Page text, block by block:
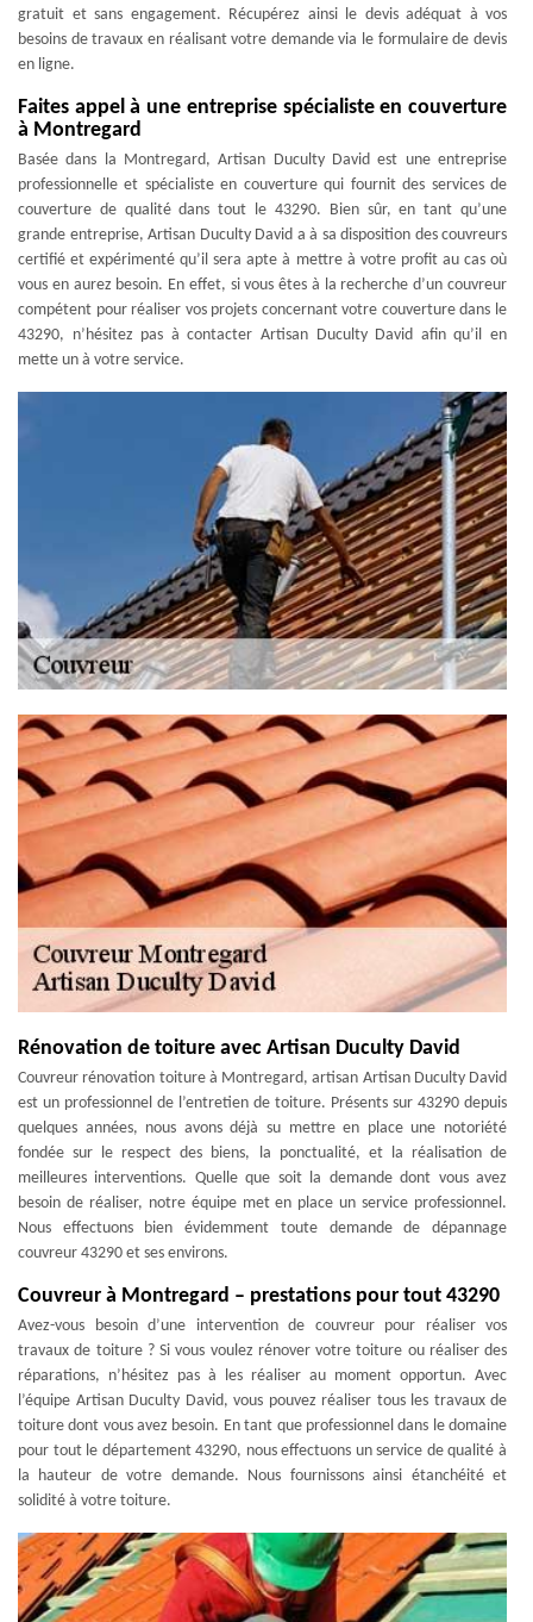
gratuit et sans engagement. Récupérez ainsi le devis adéquat à vos
besoins de travaux en réalisant votre demande via le formulaire de devis
en ligne.
Faites appel à une entreprise spécialiste en couverture
à Montregard
Basée dans la Montregard, Artisan Duculty David est une entreprise
professionnelle et spécialiste en couverture qui fournit des services de
couverture de qualité dans tout le 43290. Bien sûr, en tant qu’une
grande entreprise, Artisan Duculty David a à sa disposition des couvreurs
certifié et expérimenté qu’il sera apte à mettre à votre profit au cas où
vous en aurez besoin. En effet, si vous êtes à la recherche d’un couvreur
compétent pour réaliser vos projets concernant votre couverture dans le
43290, n’hésitez pas à contacter Artisan Duculty David afin qu’il en
mette un à votre service.
Rénovation de toiture avec Artisan Duculty David
Couvreur rénovation toiture à Montregard, artisan Artisan Duculty David
est un professionnel de l’entretien de toiture. Présents sur 43290 depuis
quelques années, nous avons déjà su mettre en place une notoriété
fondée sur le respect des biens, la ponctualité, et la réalisation de
meilleures interventions. Quelle que soit la demande dont vous avez
besoin de réaliser, notre équipe met en place un service professionnel.
Nous effectuons bien évidemment toute demande de dépannage
couvreur 43290 et ses environs.
Couvreur à Montregard – prestations pour tout 43290
Avez-vous besoin d’une intervention de couvreur pour réaliser vos
travaux de toiture ? Si vous voulez rénover votre toiture ou réaliser des
réparations, n’hésitez pas à les réaliser au moment opportun. Avec
l’équipe Artisan Duculty David, vous pouvez réaliser tous les travaux de
toiture dont vous avez besoin. En tant que professionnel dans le domaine
pour tout le département 43290, nous effectuons un service de qualité à
la hauteur de votre demande. Nous fournissons ainsi étanchéité et
solidité à votre toiture.